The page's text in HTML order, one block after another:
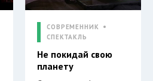
СОВРЕМЕННИК
СПЕКТАКЛЬ
Не покидай свою
планету